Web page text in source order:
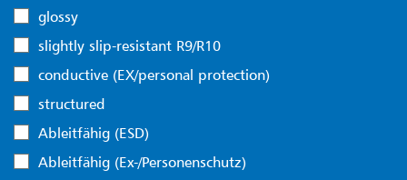
glossy
slightly slip-resistant R9/R10
conductive (EX/personal protection)
structured
Ableitfähig (ESD)
Ableitfähig (Ex-/Personenschutz)